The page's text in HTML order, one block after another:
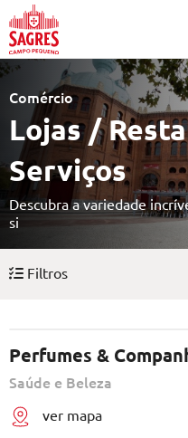
Saltar para o conteúdo
Comércio
Lojas /
Serviços
Descubra a variedade
si
Filtros
Perfumes &
Saúde e Beleza
ver mapa